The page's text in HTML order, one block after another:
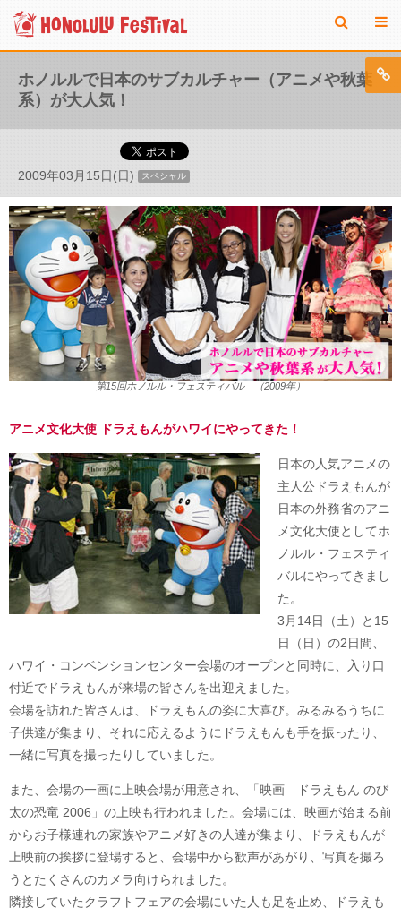
ホノルルで日本のサブカルチャー（アニメや秋葉
系）が大人気！
2009年03月15日(日) スペシャル
第15回ホノルル・フェスティバル （2009年）
アニメ文化大使 ドラえもんがハワイにやってきた！
日本の人気アニメの
主人公ドラえもんが
日本の外務省のアニ
メ文化大使としてホ
ノルル・フェスティ
バルにやってきまし
た。
3月14日（土）と15
日（日）の2日間、
ハワイ・コンベンションセンター会場のオープンと同時に、入り口
付近でドラえもんが来場の皆さんを出迎えました。
会場を訪れた皆さんは、ドラえもんの姿に大喜び。みるみるうちに
子供達が集まり、それに応えるようにドラえもんも手を振ったり、
一緒に写真を撮ったりしていました。
また、会場の一画に上映会場が用意され、「映画 ドラえもん のび
太の恐竜 2006」の上映も行われました。会場には、映画が始まる前
からお子様連れの家族やアニメ好きの人達が集まり、ドラえもんが
上映前の挨拶に登場すると、会場中から歓声があがり、写真を撮ろ
うとたくさんのカメラ向けられました。
隣接していたクラフトフェアの会場にいた人も足を止め、ドラえも